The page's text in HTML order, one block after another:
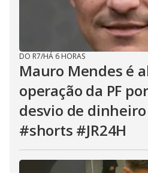
DO R7/HÁ 6 HORAS
Mauro Mendes é
operação da PF
desvio de
#shorts #JR24H